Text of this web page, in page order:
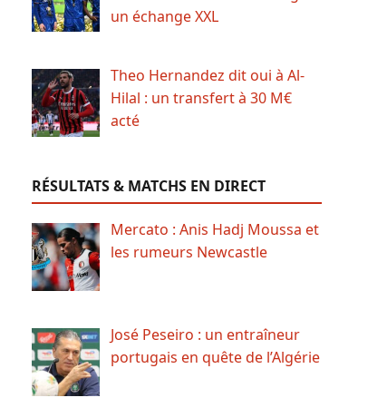
un échange XXL
Theo Hernandez dit oui à Al-
Hilal : un transfert à 30 M€
acté
RÉSULTATS & MATCHS EN DIRECT
Mercato : Anis Hadj Moussa et
les rumeurs Newcastle
José Peseiro : un entraîneur
portugais en quête de l’Algérie